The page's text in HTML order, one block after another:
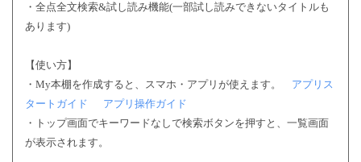
・全点全文検索&試し読み機能(一部試し読みできないタイトルも
あります)
【使い方】
・My本棚を作成すると、スマホ・アプリが使えます。 アプリス
タートガイド
アプリ操作ガイド
・トップ画面でキーワードなしで検索ボタンを押すと、一覧画面
が表示されます。